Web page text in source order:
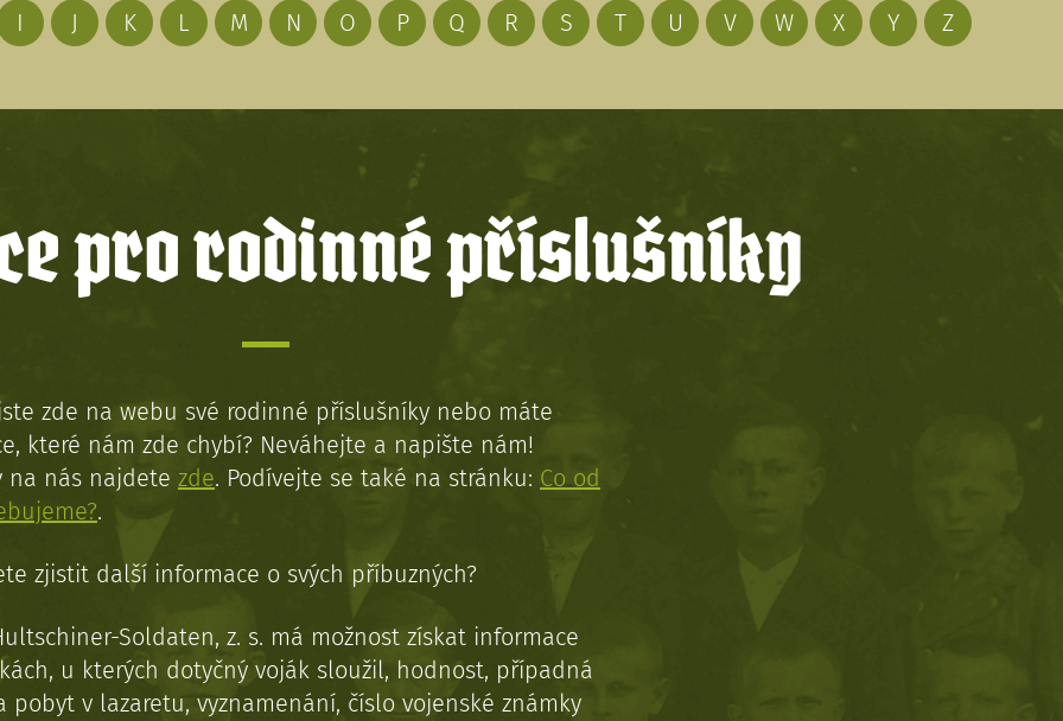
I J K L M N O P Q R S T U V W X Y Z
pro rodinné příslušníky
zde na webu své rodinné příslušníky nebo máte
které nám zde chybí? Neváhejte a napište nám!
na nás najdete zde. Podívejte se také na stránku: Co od
.
zjistit další informace o svých příbuzných?
Soldaten, z. s. má možnost získat informace
u kterých dotyčný voják sloužil, hodnost, případná
pobyt v lazaretu, vyznamenání, číslo vojenské známky